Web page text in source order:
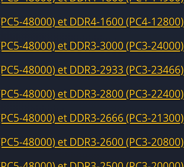
48000) et DDR4-1600 (PC4-12800)
48000) et DDR3-3000 (PC3-24000)
48000) et DDR3-2933 (PC3-23466)
48000) et DDR3-2800 (PC3-22400)
48000) et DDR3-2666 (PC3-21300)
48000) et DDR3-2600 (PC3-20800)